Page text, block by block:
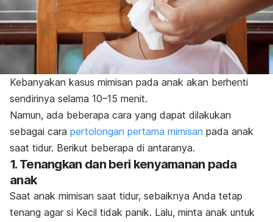
Kebanyakan kasus mimisan pada anak akan berhenti
sendirinya selama 10–15 menit.
Namun, ada beberapa cara yang dapat dilakukan
sebagai cara pertolongan pertama mimisan pada anak
saat tidur. Berikut beberapa di antaranya.
1. Tenangkan dan beri kenyamanan pada
anak
Saat anak mimisan saat tidur, sebaiknya Anda tetap
tenang agar si Kecil tidak panik. Lalu, minta anak untuk